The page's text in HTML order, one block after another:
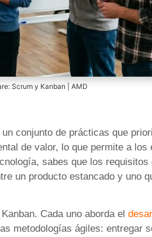
Scrum y Kanban | AMD
conjunto de prácticas que
de valor, lo que permite a los
sabes que los requisitos
un producto estancado y uno
Cada uno aborda el
metodologías ágiles: entregar